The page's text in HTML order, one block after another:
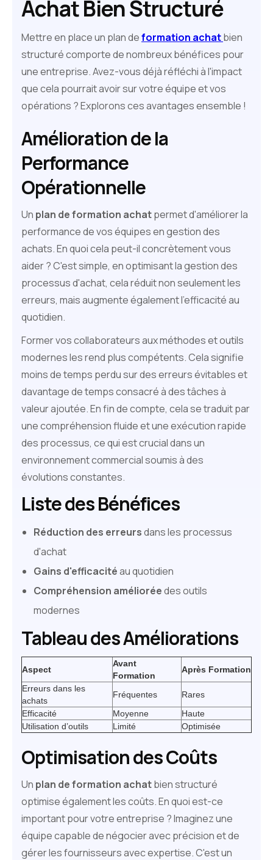
Achat Bien Structuré
Mettre en place un plan deformation achatbien
structuré comporte de nombreux bénéfices pour
une entreprise. Avez-vous déjà réfléchi à l'impact
que cela pourrait avoir sur votre équipe et vos
opérations ? Explorons ces avantages ensemble !
Amélioration de la
Performance
Opérationnelle
Un plan de formation achatpermet d'améliorer la
performance de vos équipes en gestion des
achats. En quoi cela peut-il concrètement vous
aider ? C'est simple, en optimisant la gestion des
processus d'achat, cela réduit non seulement les
erreurs, mais augmente également l'efficacité au
quotidien.
Former vos collaborateurs aux méthodes et outils
modernes les rend plus compétents. Cela signifie
moins de temps perdu sur des erreurs évitables et
davantage de temps consacré à des tâches à
valeur ajoutée. En fin de compte, cela se traduit par
une compréhension fluide et une exécution rapide
des processus, ce qui est crucial dans un
environnement commercial soumis à des
évolutions constantes.
Liste des Bénéfices
Réduction des erreursdans les processus
d'achat
Gains d'efficacitéau quotidien
Compréhension amélioréedes outils
modernes
Tableau des Améliorations
Aspect
Avant
Formation
Après Formation
Erreurs dans les
achats
Fréquentes
Rares
Efficacité
Moyenne
Haute
Utilisation d’outils
Limité Optimisée
Optimisation des Coûts
Un plan de formation achatbien structuré
optimise également les coûts. En quoi est-ce
important pour votre entreprise ? Imaginez une
équipe capable de négocier avec précision et de
gérer les fournisseurs avec expertise. C'est un